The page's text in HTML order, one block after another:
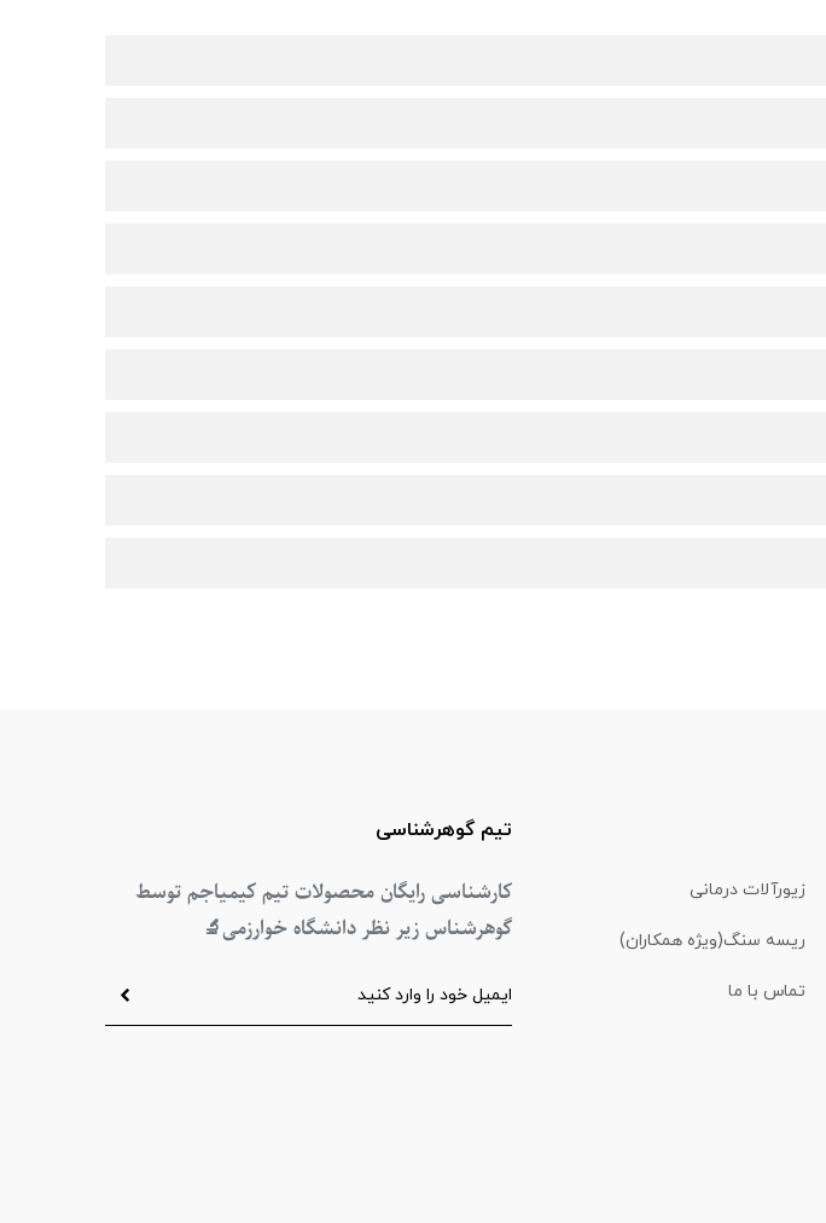
زیورآلات درمانی
ریسه سنگ(ویژه همکاران)
تماس با ما
تیم گوهرشناسی
کارشناسی رایگان محصولات تیم کیمیاجم توسط
گوهرشناس زیر نظر دانشگاه خوارزمی🔬